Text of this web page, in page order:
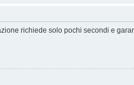
richiede solo pochi secondi e